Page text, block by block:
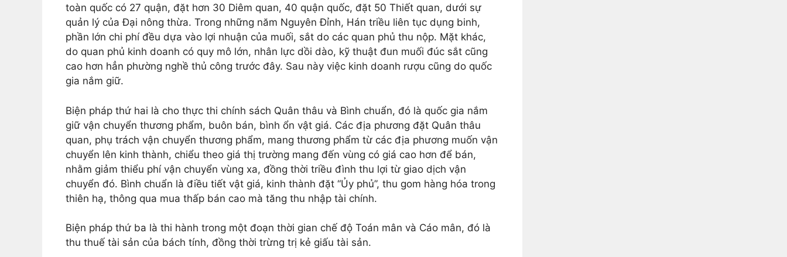
toàn quốc có 27 quận, đặt hơn 30 Diêm quan, 40 quận quốc, đặt 50 Thiết quan, dưới sự
quản lý của Đại nông thừa. Trong những năm Nguyên Đỉnh, Hán triều liên tục dụng binh,
phần lớn chi phí đều dựa vào lợi nhuận của muối, sắt do các quan phủ thu nộp. Mặt khác,
do quan phủ kinh doanh có quy mô lớn, nhân lực dồi dào, kỹ thuật đun muối đúc sắt cũng
cao hơn hẳn phường nghề thủ công trước đây. Sau này việc kinh doanh rượu cũng do quốc
gia nắm giữ.
Biện pháp thứ hai là cho thực thi chính sách Quân thâu và Bình chuẩn, đó là quốc gia nắm
giữ vận chuyển thương phẩm, buôn bán, bình ổn vật giá. Các địa phương đặt Quân thâu
quan, phụ trách vận chuyển thương phẩm, mang thương phẩm từ các địa phương muốn vận
chuyển lên kinh thành, chiểu theo giá thị trường mang đến vùng có giá cao hơn để bán,
nhằm giảm thiểu phí vận chuyển vùng xa, đồng thời triều đình thu lợi từ giao dịch vận
chuyển đó. Bình chuẩn là điều tiết vật giá, kinh thành đặt “Ủy phủ”, thu gom hàng hóa trong
thiên hạ, thông qua mua thấp bán cao mà tăng thu nhập tài chính.
Biện pháp thứ ba là thi hành trong một đoạn thời gian chế độ Toán mân và Cáo mân, đó là
thu thuế tài sản của bách tính, đồng thời trừng trị kẻ giấu tài sản.